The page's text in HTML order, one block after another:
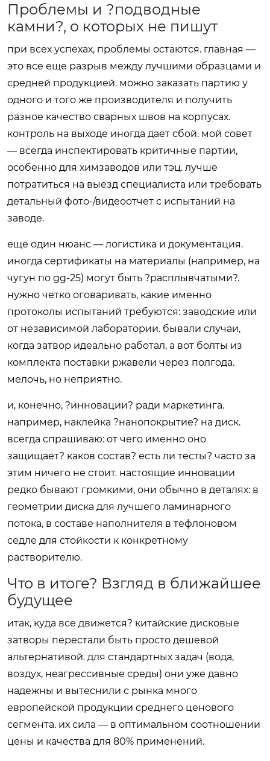
Проблемы и ?подводные
камни?, о которых не пишут
при всех успехах, проблемы остаются. главная —
это все еще разрыв между лучшими образцами и
средней продукцией. можно заказать партию у
одного и того же производителя и получить
разное качество сварных швов на корпусах.
контроль на выходе иногда дает сбой. мой совет
— всегда инспектировать критичные партии,
особенно для химзаводов или тэц. лучше
потратиться на выезд специалиста или требовать
детальный фото-/видеоотчет с испытаний на
заводе.
еще один нюанс — логистика и документация.
иногда сертификаты на материалы (например, на
чугун по gg-25) могут быть ?расплывчатыми?.
нужно четко оговаривать, какие именно
протоколы испытаний требуются: заводские или
от независимой лаборатории. бывали случаи,
когда затвор идеально работал, а вот болты из
комплекта поставки ржавели через полгода.
мелочь, но неприятно.
и, конечно, ?инновации? ради маркетинга.
например, наклейка ?нанопокрытие? на диск.
всегда спрашиваю: от чего именно оно
защищает? каков состав? есть ли тесты? часто за
этим ничего не стоит. настоящие инновации
редко бывают громкими, они обычно в деталях: в
геометрии диска для лучшего ламинарного
потока, в составе наполнителя в тефлоновом
седле для стойкости к конкретному
растворителю.
Что в итоге? Взгляд в ближайшее
будущее
итак, куда все движется? китайские дисковые
затворы перестали быть просто дешевой
альтернативой. для стандартных задач (вода,
воздух, неагрессивные среды) они уже давно
надежны и вытеснили с рынка много
европейской продукции среднего ценового
сегмента. их сила — в оптимальном соотношении
цены и качества для 80% применений.